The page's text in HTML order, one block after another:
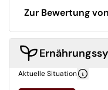
Zur Bewertung
Aktuelle Situation